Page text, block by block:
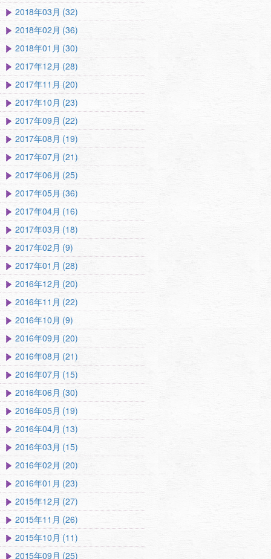
2018年03月 (32)
2018年02月 (36)
2018年01月 (30)
2017年12月 (28)
2017年11月 (20)
2017年10月 (23)
2017年09月 (22)
2017年08月 (19)
2017年07月 (21)
2017年06月 (25)
2017年05月 (36)
2017年04月 (16)
2017年03月 (18)
2017年02月 (9)
2017年01月 (28)
2016年12月 (20)
2016年11月 (22)
2016年10月 (9)
2016年09月 (20)
2016年08月 (21)
2016年07月 (15)
2016年06月 (30)
2016年05月 (19)
2016年04月 (13)
2016年03月 (15)
2016年02月 (20)
2016年01月 (23)
2015年12月 (27)
2015年11月 (26)
2015年10月 (11)
2015年09月 (25)